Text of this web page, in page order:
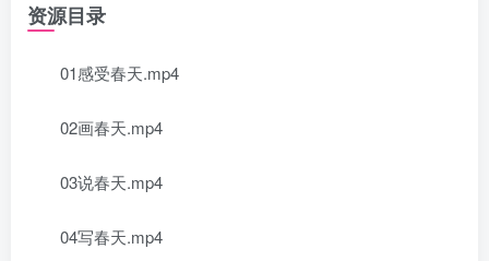
资源目录
01感受春天.mp4
02画春天.mp4
03说春天.mp4
04写春天.mp4